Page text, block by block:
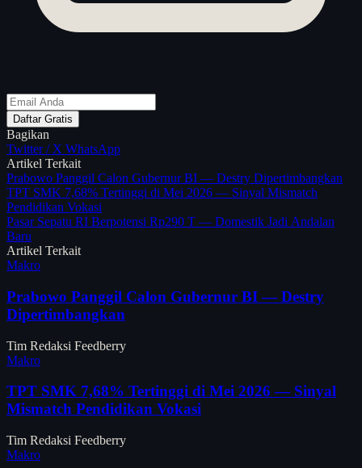
Daftar Gratis
Bagikan
Twitter / X WhatsApp
Artikel Terkait
Prabowo Panggil Calon Gubernur BI — Destry Dipertimbangkan
TPT SMK 7,68% Tertinggi di Mei 2026 — Sinyal Mismatch
Pendidikan Vokasi
Pasar Sepatu RI Berpotensi Rp290 T — Domestik Jadi Andalan
Baru
Artikel Terkait
Makro
Prabowo Panggil Calon Gubernur BI — Destry
Dipertimbangkan
Tim Redaksi Feedberry
Makro
TPT SMK 7,68% Tertinggi di Mei 2026 — Sinyal
Mismatch Pendidikan Vokasi
Tim Redaksi Feedberry
Makro